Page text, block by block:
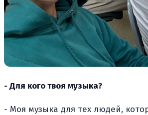
- Для кого твоя музыка?
- Моя музыка для тех людей,